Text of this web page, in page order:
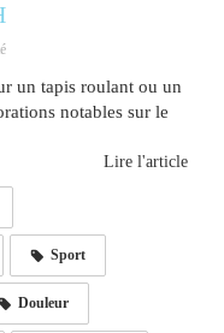
un tapis roulant ou un
notables sur le
Lire l'article
Sport
Douleur